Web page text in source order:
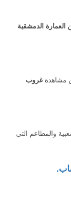
العمارة الدمشقية
مشاهدةغروب
والمطاعم التي